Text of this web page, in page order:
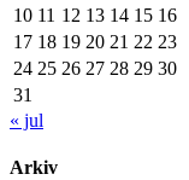
10 11 12 13 14 15 16
17 18 19 20 21 22 23
24 25 26 27 28 29 30
31
« jul
Arkiv